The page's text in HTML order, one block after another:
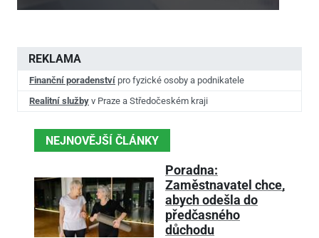
REKLAMA
Finanční poradenství pro fyzické osoby a podnikatele
Realitní služby v Praze a Středočeském kraji
NEJNOVĚJŠÍ ČLÁNKY
Poradna:
Zaměstnavatel chce,
abych odešla do
předčasného
důchodu